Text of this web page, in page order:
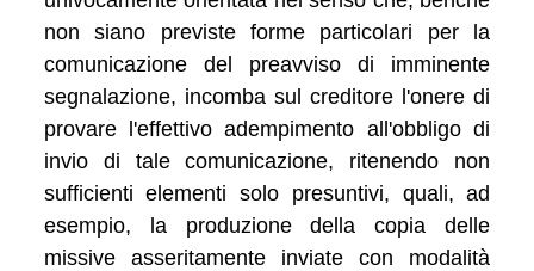
non siano previste forme particolari per la
comunicazione del preavviso di imminente
segnalazione, incomba sul creditore l'onere di
provare l'effettivo adempimento all'obbligo di
invio di tale comunicazione, ritenendo non
sufficienti elementi solo presuntivi, quali, ad
esempio, la produzione della copia delle
missive asseritamente inviate con modalità